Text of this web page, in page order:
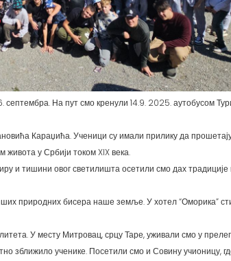
септембра. На пут смо кренули 14.9. 2025. аутобусом
Караџића. Ученици су имали прилику да
живота у Србији током XIX века.
и тишини овог светилишта осетили смо дах традиције
природних бисера наше земље. У хотел “Оморика”
У месту Митровац, срцу Таре, уживали смо у
зближило ученике. Посетили смо и Совину учионицу,